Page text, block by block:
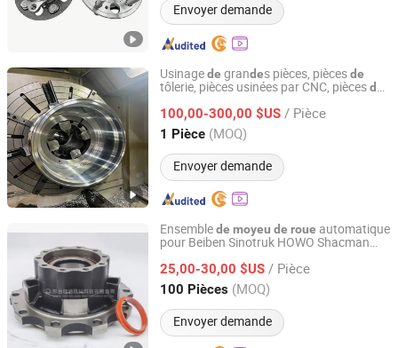
Envoyer demande
Usinagede grandes pièces, piècesde
tôlerie, pièces usinées par CNC, piècesde
piècesdequincaillerie, moyeude
rechange
100,00-300,00 $US / Pièce
1 Pièce (MOQ)
Envoyer demande
Dongguan Mengxing Fangyao Technology Co., Ltd
Guangdong, China Depuis 2026
Ensemblede moyeu de roue automatique
pour Beiben Sinotruk HOWO Shacman
25,00-30,00 $US / Pièce
100 Pièces (MOQ)
Envoyer demande
XINGTAI LANGTONG MACHINERY TECHNOLOGY CO.,LTD
Hebei, China Depuis 2024